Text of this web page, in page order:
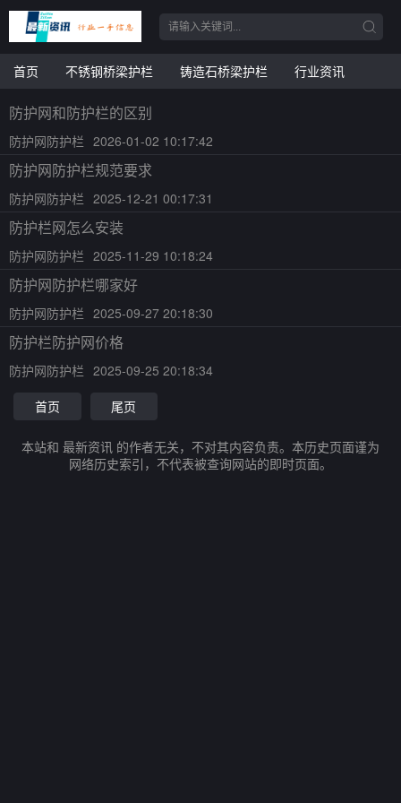
首页 不锈钢桥梁护栏 铸造石桥梁护栏 行业资讯
防护网和防护栏的区别
防护网防护栏 2026-01-02 10:17:42
防护网防护栏规范要求
防护网防护栏 2025-12-21 00:17:31
防护栏网怎么安装
防护网防护栏 2025-11-29 10:18:24
防护网防护栏哪家好
防护网防护栏 2025-09-27 20:18:30
防护栏防护网价格
防护网防护栏 2025-09-25 20:18:34
首页
尾页
本站和 最新资讯 的作者无关，不对其内容负责。本历史页面谨为
网络历史索引，不代表被查询网站的即时页面。